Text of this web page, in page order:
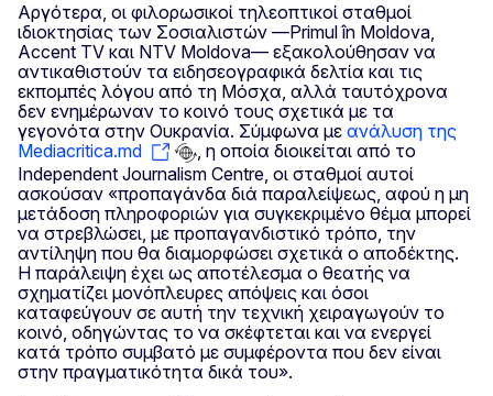
Αργότερα, οι φιλορωσικοί τηλεοπτικοί σταθμοί
ιδιοκτησίας των Σοσιαλιστών —Primul în Moldova,
Accent TV και NTV Moldova— εξακολούθησαν να
αντικαθιστούν τα ειδησεογραφικά δελτία και τις
εκπομπές λόγου από τη Μόσχα, αλλά ταυτόχρονα
δεν ενημέρωναν το κοινό τους σχετικά με τα
γεγονότα στην Ουκρανία. Σύμφωνα με ανάλυση της
Mediacritica.md
, η οποία διοικείται από το
Independent Journalism Centre, οι σταθμοί αυτοί
ασκούσαν «προπαγάνδα διά παραλείψεως, αφού η μη
μετάδοση πληροφοριών για συγκεκριμένο θέμα μπορεί
να στρεβλώσει, με προπαγανδιστικό τρόπο, την
αντίληψη που θα διαμορφώσει σχετικά ο αποδέκτης.
Η παράλειψη έχει ως αποτέλεσμα ο θεατής να
σχηματίζει μονόπλευρες απόψεις και όσοι
καταφεύγουν σε αυτή την τεχνική χειραγωγούν το
κοινό, οδηγώντας το να σκέφτεται και να ενεργεί
κατά τρόπο συμβατό με συμφέροντα που δεν είναι
στην πραγματικότητα δικά του».